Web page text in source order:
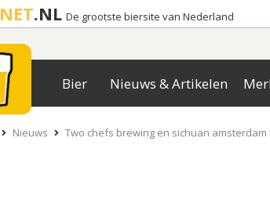
NET.NL De grootste biersite van Nederland
Bier Nieuws & Artikelen
Nieuws Two chefs brewing en sichuan